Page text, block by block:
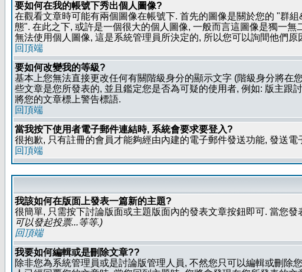
要如何在我的帳號下秀出個人圖像?
在觀看文章時可能有兩個圖像在帳號下. 首先的圖像是關於您的 "群
態". 在此之下, 或許是一個很大的個人圖像, 一般而言這圖像是獨一
無法使用個人圖像, 這是系統管理員所決定的, 所以您可以詢間他們
回頂端
要如何改變我的等級?
基本上您無法直接更改任何有關階級身分的顯示文字 (階級身分將在
些文章是您所發表的, 並且鑑定您是否為可疑的使用者, 例如: 版主跟
將您的文章標上警告標語.
回頂端
當我按下使用者電子郵件連結時, 系統會要求要登入?
很抱歉, 只有註冊的會員才能夠經由內建的電子郵件發送功能, 發送
回頂端
我該如何在版面上發表一篇新的主題?
很簡單, 只需按下討論版面或主題版面內的發表文章按鈕即可. 當您
可以發起投票...等等.)
回頂端
我要如何編輯或是刪除文章??
除非您為系統管理員或是討論版管理人員, 不然您只可以編輯或刪除